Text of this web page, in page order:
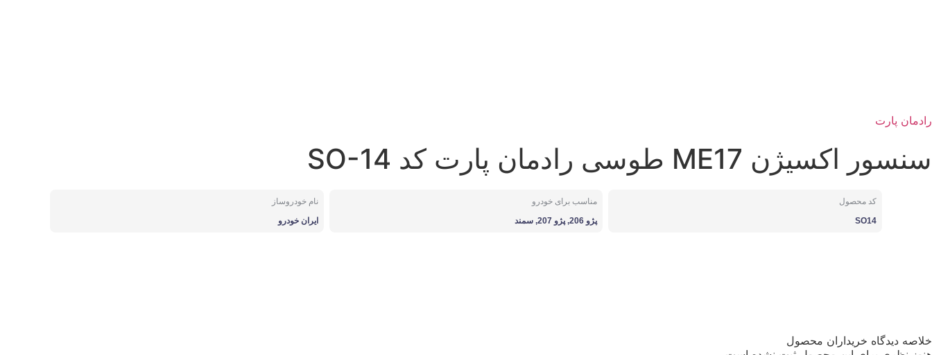
رادمان پارت
سنسور اکسیژن ME17 طوسی رادمان پارت کد SO-14
کد محصول
SO14
مناسب برای خودرو
پژو 206, پژو 207, سمند
نام خودروساز
ایران خودرو
خلاصه دیدگاه خریداران محصول